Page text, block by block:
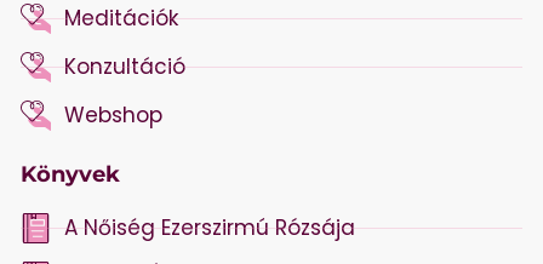
Meditációk
Konzultáció
Webshop
Könyvek
A Nőiség Ezerszirmú Rózsája